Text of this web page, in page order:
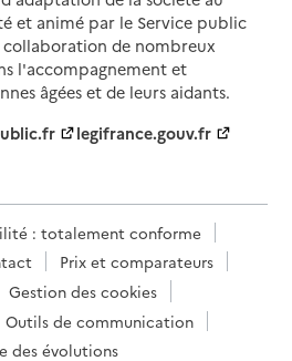
et animé par le Service public
de nombreux
l'accompagnement et
âgées et de leurs aidants.
legifrance.gouv.fr
: totalement conforme
Prix et comparateurs
Gestion des cookies
Outils de communication
des évolutions